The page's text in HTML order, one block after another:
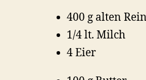
400 g alten
1/4 lt. Milch
4 Eier